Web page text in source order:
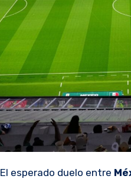
El esperado duelo entre